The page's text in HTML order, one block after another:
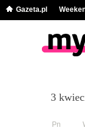
Gazeta.pl
3
Pn